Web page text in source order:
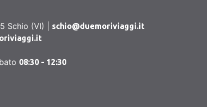
Schio (VI) |
schio@duemoriviaggi.it
08:30 - 12:30